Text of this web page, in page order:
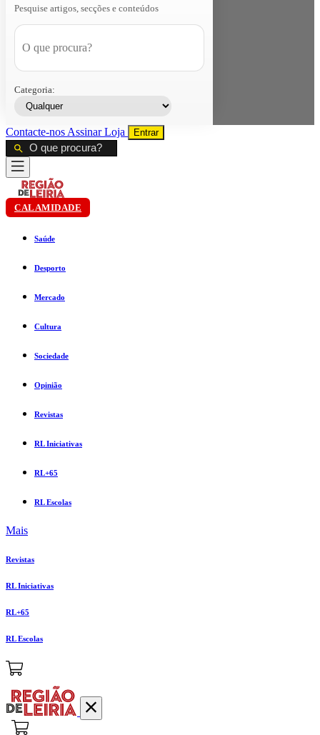
Pesquise artigos, secções e conteúdos
Categoria:
Contacte-nos AssinarLoja Entrar
CALAMIDADE
Saúde
Desporto
Mercado
Cultura
Sociedade
Opinião
Revistas
RL Iniciativas
RL+65
RL Escolas
Mais
Revistas
RL Iniciativas
RL+65
RL Escolas